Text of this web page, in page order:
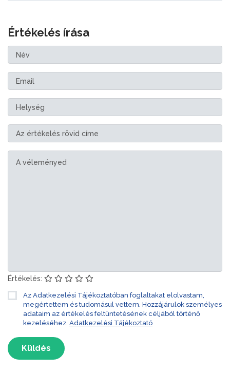
Értékelés írása
Értékelés:
Az Adatkezelési Tájékoztatóban foglaltakat elolvastam,
megértettem és tudomásul vettem. Hozzájárulok személyes
adataim az értékelés feltüntetésének céljából történő
kezeléséhez. Adatkezelési Tájékoztató
Küldés